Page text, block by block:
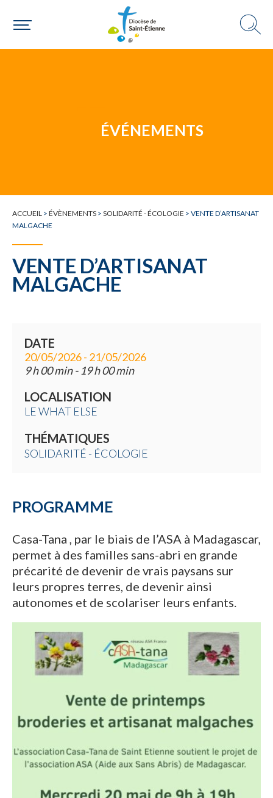
Une personne
Un mouvement
Choisir ma paroisse par commune
Une commune
ÉVÉNEMENTS
ACCUEIL > ÉVÈNEMENTS > SOLIDARITÉ - ÉCOLOGIE > VENTE D’ARTISANAT
MALGACHE
VENTE D’ARTISANAT
MALGACHE
DATE
20/05/2026 - 21/05/2026
9 h 00 min - 19 h 00 min
LOCALISATION
LE WHAT ELSE
THÉMATIQUES
SOLIDARITÉ - ÉCOLOGIE
PROGRAMME
Casa-Tana , par le biais de l’ASA à Madagascar,
permet à des familles sans-abri en grande
précarité de devenir de vrais paysans sur
leurs propres terres, de devenir ainsi
autonomes et de scolariser leurs enfants.